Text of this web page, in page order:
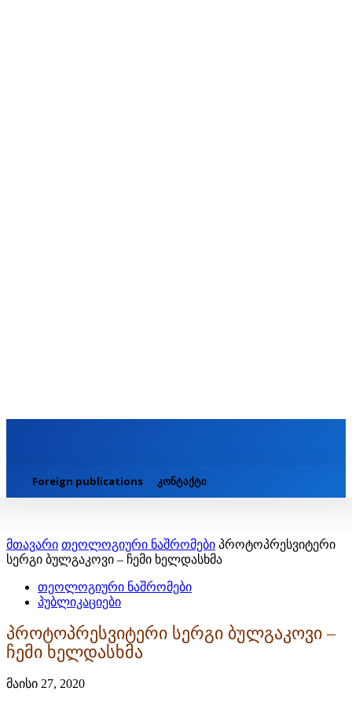
Foreign publications კონტაქტი
მთავარი თეოლოგიური ნაშრომები პროტოპრესვიტერი
სერგი ბულგაკოვი – ჩემი ხელდასხმა
თეოლოგიური ნაშრომები
პუბლიკაციები
პროტოპრესვიტერი სერგი ბულგაკოვი –
ჩემი ხელდასხმა
მაისი 27, 2020